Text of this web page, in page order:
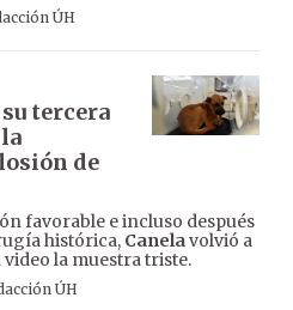
ÚH
tercera
de
favorable e incluso después
histórica, Canelavolvió a
la muestra triste.
ÚH